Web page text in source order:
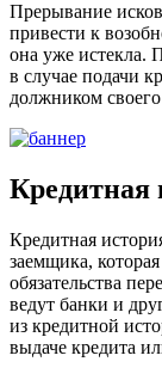
Прерывание
привести к
она уже истекла.
в случае подачи
должником своего
Кредитная
Кредитная
заемщика,
обязательства
ведут банки и
из кредитной
выдаче кредита